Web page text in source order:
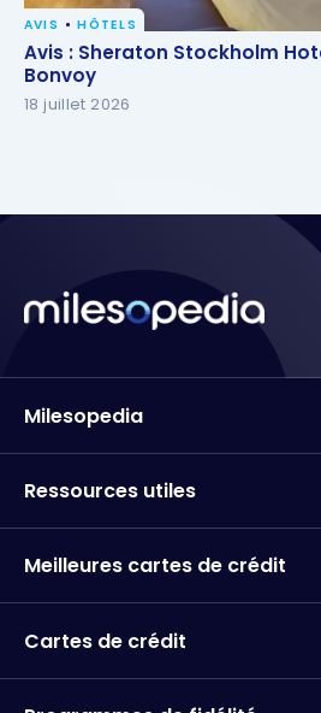
Avis : Sheraton Stockholm
Bonvoy
AVIS HÔTELS
Avis : Sheraton Stockholm
Bonvoy
18 juillet 2026
Milesopedia
Ressources utiles
Meilleures cartes de crédit
Cartes de crédit